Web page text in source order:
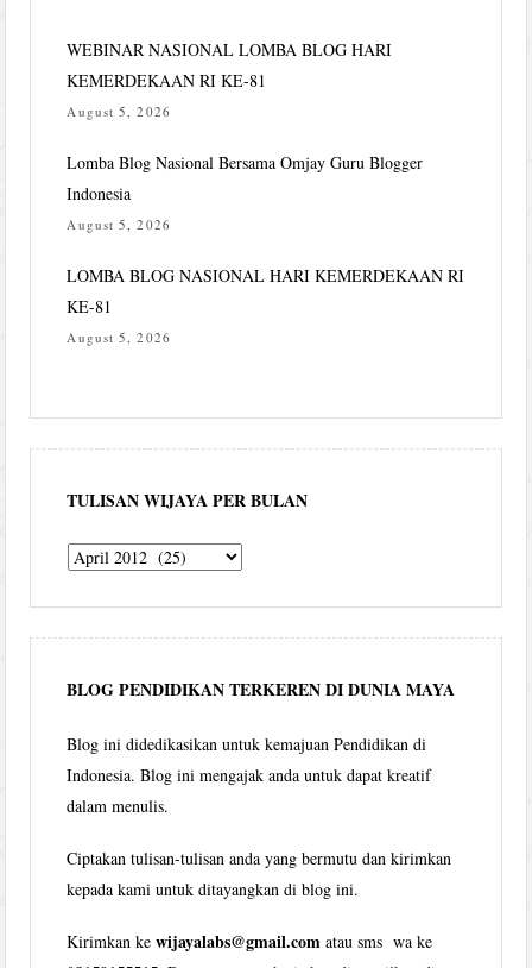
WEBINAR NASIONAL LOMBA BLOG HARI
KEMERDEKAAN RI KE-81
August 5, 2026
Lomba Blog Nasional Bersama Omjay Guru Blogger
Indonesia
August 5, 2026
LOMBA BLOG NASIONAL HARI KEMERDEKAAN RI
KE-81
August 5, 2026
TULISAN WIJAYA PER BULAN
Tulisan
per
bulan
BLOG PENDIDIKAN TERKEREN DI DUNIA MAYA
Blog ini didedikasikan untuk kemajuan Pendidikan di
Indonesia. Blog ini mengajak anda untuk dapat kreatif
dalam menulis.
Ciptakan tulisan-tulisan anda yang bermutu dan kirimkan
kepada kami untuk ditayangkan di blog ini.
Kirimkan kewijayalabs@gmail.com atau sms wa ke